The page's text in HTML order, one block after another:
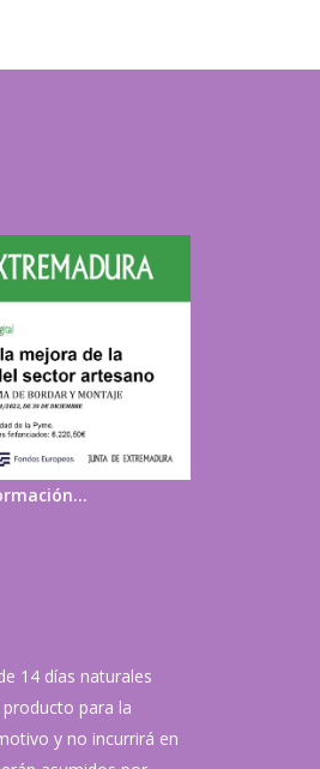
14 días naturales
para la
y no incurrirá en